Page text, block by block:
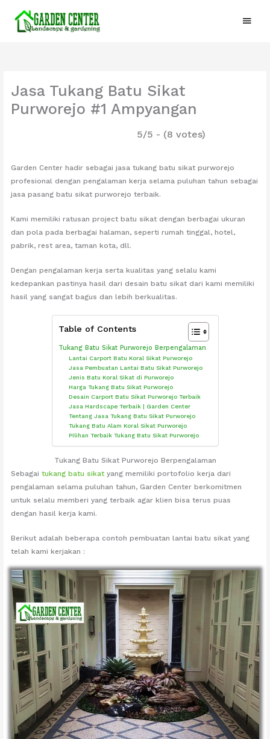
konten
Menu
Jasa Tukang Batu Sikat
Purworejo #1 Ampyangan
5/5 - (8 votes)
Garden Center hadir sebagai jasa tukang batu sikat purworejo
profesional dengan pengalaman kerja selama puluhan tahun sebagai
jasa pasang batu sikat purworejo terbaik.
Kami memiliki ratusan project batu sikat dengan berbagai ukuran
dan pola pada berbagai halaman, seperti rumah tinggal, hotel,
pabrik, rest area, taman kota, dll.
Dengan pengalaman kerja serta kualitas yang selalu kami
kedepankan pastinya hasil dari desain batu sikat dari kami memiliki
hasil yang sangat bagus dan lebih berkualitas.
Table of Contents
Tukang Batu Sikat Purworejo Berpengalaman
Lantai Carport Batu Koral Sikat Purworejo
Jasa Pembuatan Lantai Batu Sikat Purworejo
Jenis Batu Koral Sikat di Purworejo
Harga Tukang Batu Sikat Purworejo
Desain Carport Batu Sikat Purworejo Terbaik
Jasa Hardscape Terbaik | Garden Center
Tentang Jasa Tukang Batu Sikat Purworejo
Tukang Batu Alam Koral Sikat Purworejo
Pilihan Terbaik Tukang Batu Sikat Purworejo
Tukang Batu Sikat Purworejo Berpengalaman
Sebagaitukang batu sikat yang memiliki portofolio kerja dari
pengalaman selama puluhan tahun, Garden Center berkomitmen
untuk selalu memberi yang terbaik agar klien bisa terus puas
dengan hasil kerja kami.
Berikut adalah beberapa contoh pembuatan lantai batu sikat yang
telah kami kerjakan :